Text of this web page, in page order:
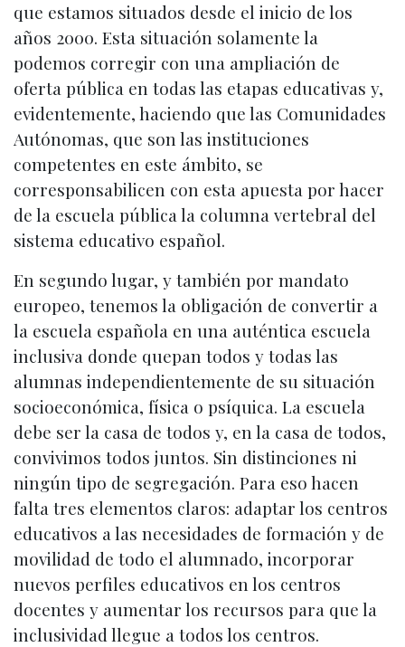
que estamos situados desde el inicio de los
años 2000. Esta situación solamente la
podemos corregir con una ampliación de
oferta pública en todas las etapas educativas y,
evidentemente, haciendo que las Comunidades
Autónomas, que son las instituciones
competentes en este ámbito, se
corresponsabilicen con esta apuesta por hacer
de la escuela pública la columna vertebral del
sistema educativo español.
En segundo lugar, y también por mandato
europeo, tenemos la obligación de convertir a
la escuela española en una auténtica escuela
inclusiva donde quepan todos y todas las
alumnas independientemente de su situación
socioeconómica, física o psíquica. La escuela
debe ser la casa de todos y, en la casa de todos,
convivimos todos juntos. Sin distinciones ni
ningún tipo de segregación. Para eso hacen
falta tres elementos claros: adaptar los centros
educativos a las necesidades de formación y de
movilidad de todo el alumnado, incorporar
nuevos perfiles educativos en los centros
docentes y aumentar los recursos para que la
inclusividad llegue a todos los centros.